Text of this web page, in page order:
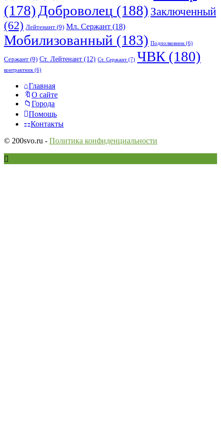
(178) Доброволец (188) Заключенный
(62) Лейтенант (9) Мл. Сержант (18)
Мобилизованный (183) Подполковник (6)
Сержант (9) Ст. Лейтенант (12) Ст. Сержант (7) ЧВК (180)
контрактник (6)
Исследовать
Главная
О сайте
Города
Помощь
Контакты
© 200svo.ru - Политика конфиденциальности